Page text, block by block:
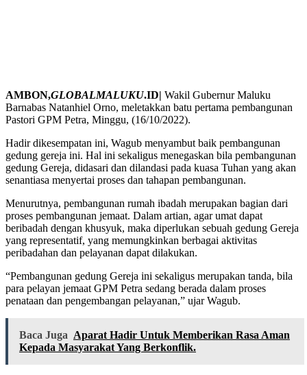
AMBON,GLOBALMALUKU.ID| Wakil Gubernur Maluku
Barnabas Natanhiel Orno, meletakkan batu pertama pembangunan
Pastori GPM Petra, Minggu, (16/10/2022).
Hadir dikesempatan ini, Wagub menyambut baik pembangunan
gedung gereja ini. Hal ini sekaligus menegaskan bila pembangunan
gedung Gereja, didasari dan dilandasi pada kuasa Tuhan yang akan
senantiasa menyertai proses dan tahapan pembangunan.
Menurutnya, pembangunan rumah ibadah merupakan bagian dari
proses pembangunan jemaat. Dalam artian, agar umat dapat
beribadah dengan khusyuk, maka diperlukan sebuah gedung Gereja
yang representatif, yang memungkinkan berbagai aktivitas
peribadahan dan pelayanan dapat dilakukan.
“Pembangunan gedung Gereja ini sekaligus merupakan tanda, bila
para pelayan jemaat GPM Petra sedang berada dalam proses
penataan dan pengembangan pelayanan,” ujar Wagub.
Baca Juga Aparat Hadir Untuk Memberikan Rasa Aman
Kepada Masyarakat Yang Berkonflik.